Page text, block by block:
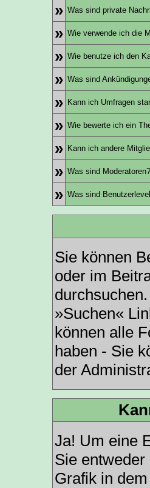
» Was sind private
» Wie verwende ich die
» Wie benutze ich den
» Was sind
» Kann ich Umfragen
» Wie bewerte ich ein
» Kann ich andere
» Was sind Moderatoren?
» Was sind
Sie können
oder im
»Suchen«
können alle
haben - Sie
der
Ja! Um eine
Sie entweder
Grafik in